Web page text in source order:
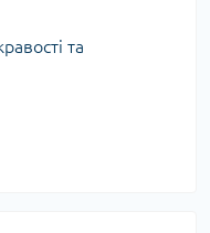
та